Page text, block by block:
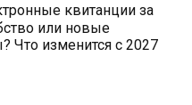
квитанции за
или новые
Что изменится с 2027